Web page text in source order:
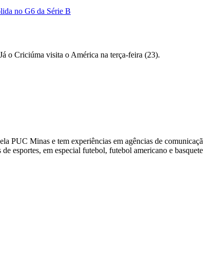
no G6 da Série B
o Criciúma visita o América na terça-feira (23).
PUC Minas e tem experiências em agências de
esportes, em especial futebol, futebol americano e